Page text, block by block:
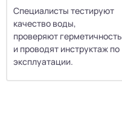
Специалисты тестируют
качество воды,
проверяют герметичность
и проводят инструктаж по
эксплуатации.